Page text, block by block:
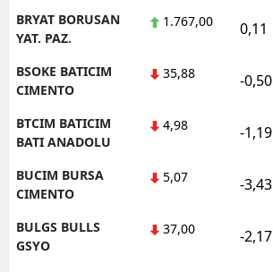
BRYAT BORUSAN
YAT. PAZ.
1.767,00 0,11
BSOKE BATICIM
CIMENTO
35,88 -0,50
BTCIM BATICIM
BATI ANADOLU
4,98 -1,19
BUCIM BURSA
CIMENTO
5,07 -3,43
BULGS BULLS
GSYO
37,00 -2,17